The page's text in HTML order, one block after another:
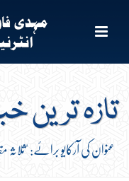
تازہ ترین
عنوان کی آرکایو برائے: